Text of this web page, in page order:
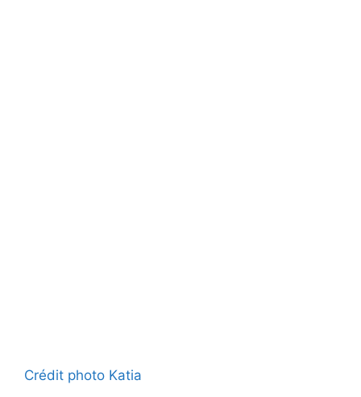
Crédit photo Katia